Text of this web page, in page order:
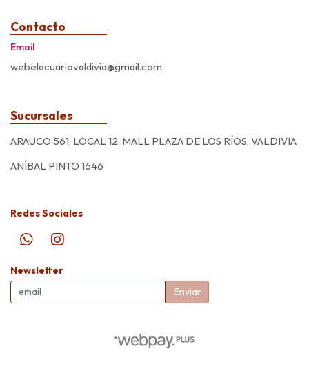
Contacto
Email
webelacuariovaldivia@gmail.com
Sucursales
ARAUCO 561, LOCAL 12, MALL PLAZA DE LOS RÍOS, VALDIVIA
ANÍBAL PINTO 1646
Redes Sociales
Newsletter
Enviar